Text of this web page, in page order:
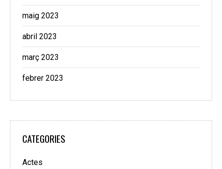
maig 2023
abril 2023
març 2023
febrer 2023
CATEGORIES
Actes